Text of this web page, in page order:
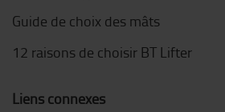
Guide de choix des mâts
12 raisons de choisir BT Lifter
Liens connexes